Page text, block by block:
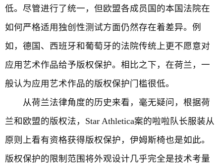
低。尽管进行了统一，但欧盟各成员国的本国法院在
如何严格适用独创性测试方面仍然存在着差异。例
如，德国、西班牙和葡萄牙的法院传统上更不愿意对
应用艺术作品给予版权保护。相比之下，在荷兰，一
般认为应用艺术作品的版权保护门槛很低。
从荷兰法律角度的历史来看，毫无疑问，根据荷
兰和欧盟的版权法，Star Athletica案的啦啦队长服装从
原则上看有资格获得版权保护，伊姆斯椅也是如此。
版权保护的限制范围将外观设计几乎完全是技术考量